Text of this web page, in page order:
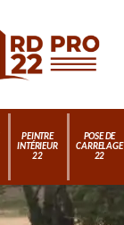
PEINTRE
INTÉRIEUR
22
POSE DE
CARRELAGE
22